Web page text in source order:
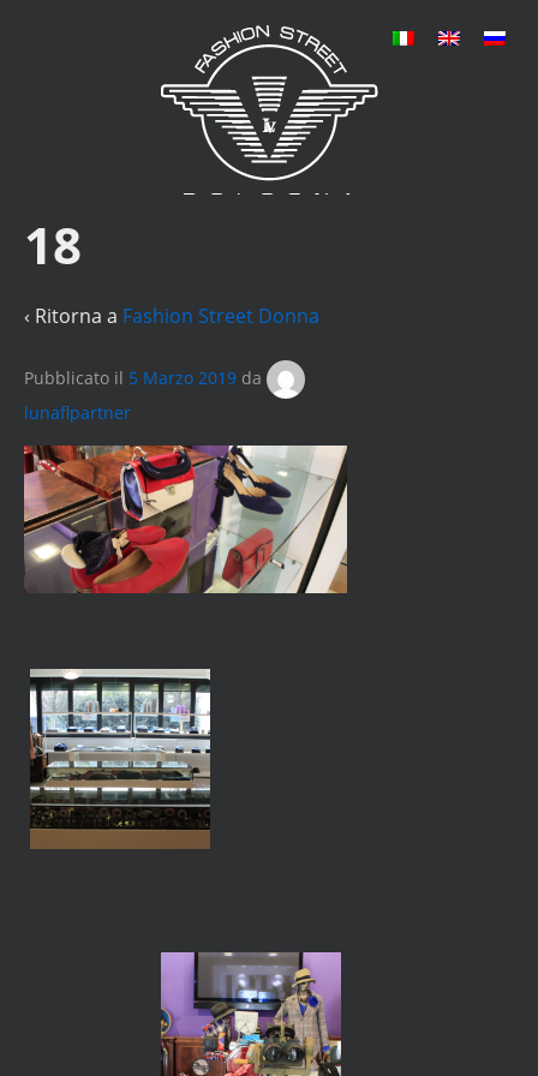
18
‹ Ritorna a Fashion Street Donna
Pubblicato il 5 Marzo 2019 da
lunaflpartner